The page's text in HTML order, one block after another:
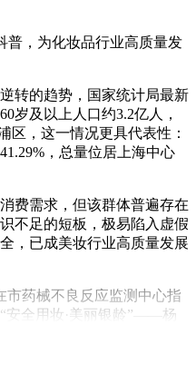
普，为化妆品行业高质量发
转的趋势，国家统计局最新
岁及以上人口约3.2亿人，
区，这一情况更具代表性：
，总量位居上海中心
费需求，但该群体普遍存在
不足的短板，极易陷入虚假
，已成美妆行业高质量发展
市药械不良反应监测中心指
安全用妆·美丽银龄”——杨